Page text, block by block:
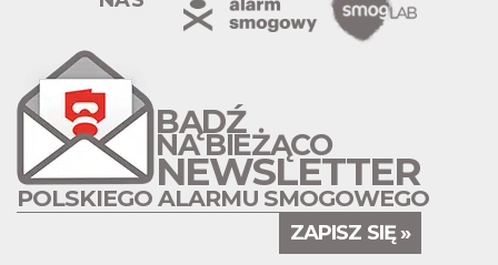
BĄDŹ
NA BIEŻĄCO
NEWSLETTER
POLSKIEGO ALARMU SMOGOWEGO
ZAPISZ SIĘ »